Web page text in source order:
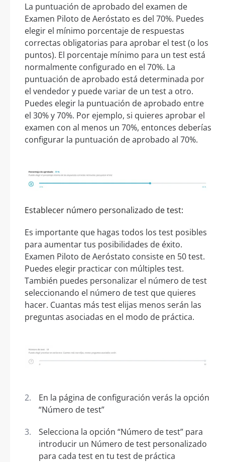
La puntuación de aprobado del examen de
Examen Piloto de Aeróstato es del 70%. Puedes
elegir el mínimo porcentaje de respuestas
correctas obligatorias para aprobar el test (o los
puntos). El porcentaje mínimo para un test está
normalmente configurado en el 70%. La
puntuación de aprobado está determinada por
el vendedor y puede variar de un test a otro.
Puedes elegir la puntuación de aprobado entre
el 30% y 70%. Por ejemplo, si quieres aprobar el
examen con al menos un 70%, entonces deberías
configurar la puntuación de aprobado al 70%.
Establecer número personalizado de test:
Es importante que hagas todos los test posibles
para aumentar tus posibilidades de éxito.
Examen Piloto de Aeróstato consiste en 50 test.
Puedes elegir practicar con múltiples test.
También puedes personalizar el número de test
seleccionando el número de test que quieres
hacer. Cuantas más test elijas menos serán las
preguntas asociadas en el modo de práctica.
En la página de configuración verás la opción
“Número de test”
Selecciona la opción “Número de test” para
introducir un Número de test personalizado
para cada test en tu test de práctica